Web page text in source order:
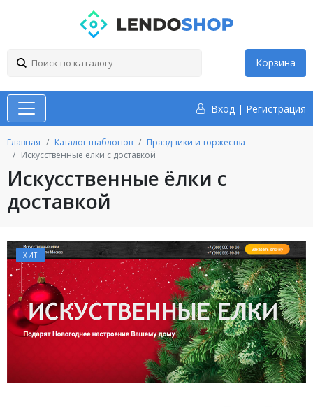
Корзина
Вход | Регистрация
Главная Каталог шаблонов
Праздники и торжества
Искусственные ёлки с доставкой
Искусственные ёлки с
доставкой
ХИТ